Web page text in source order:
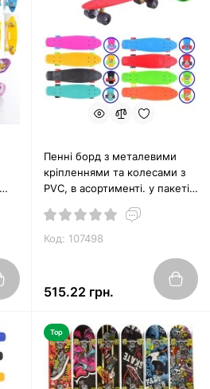
Пенні борд з металевими
кріпленнями та колесами з
PVC, в асортименті. у пакеті
Код: 107498
515.22 грн.
Top